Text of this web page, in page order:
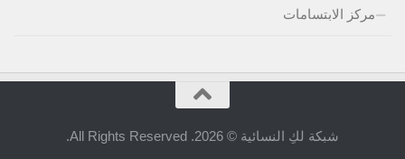
مركز الابتسامات
شبكة لكِ النسائية © 2026. All Rights Reserved.